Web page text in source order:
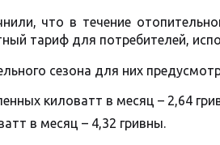
что в течение
тариф для потребителей,
сезона для них
киловатт в месяц – 2,64
в месяц – 4,32 гривны.